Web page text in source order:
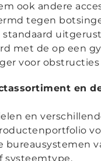
ook andere
tegen
met de op een
voor obstructies
en
en
bureausystemen
systeemtype.